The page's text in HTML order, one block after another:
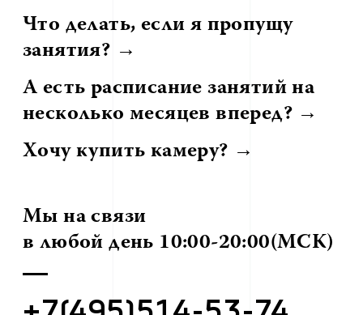
Что делать, если я пропущу
занятия? →
А есть расписание занятий на
несколько месяцев вперед? →
Хочу купить камеру? →
Мы на связи
в любой день 10:00-20:00(МСК)